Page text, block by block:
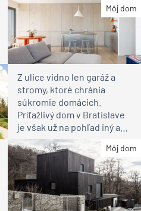
Môj dom
Z ulice vidno len garáž a
stromy, ktoré chránia
súkromie domácich.
Príťažlivý dom v Bratislave
je však už na pohľad iný ako
susedia
Môj dom